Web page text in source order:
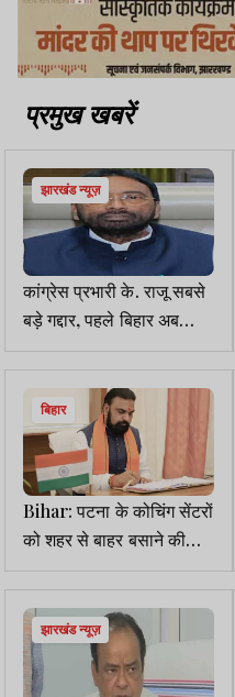
प्रमुख खबरें
झारखंड न्यूज़
कांग्रेस प्रभारी के. राजू सबसे
बड़े गद्दार, पहले बिहार अब
झारखंड में की गद्दारी- सुरेश
पासवान
बिहार
Bihar: पटना के कोचिंग सेंटरों
को शहर से बाहर बसाने की
योजना, सरकार देगी सुविधा
झारखंड न्यूज़